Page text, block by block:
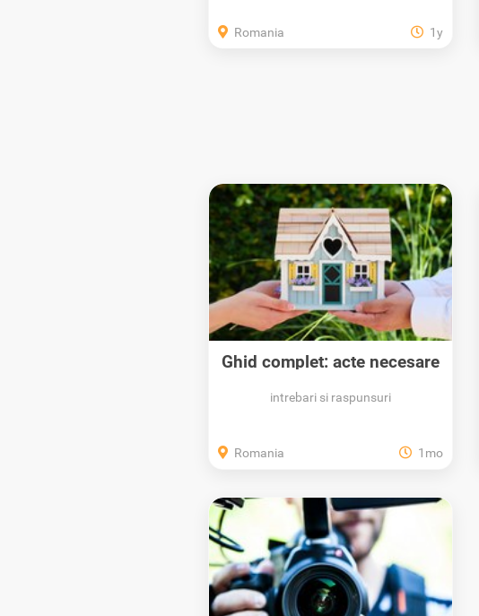
Romania 1y
Ghid complet: acte necesare
intrebari si raspunsuri
Romania 1mo